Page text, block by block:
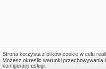
Strona korzysta z plików cookie w celu
Możesz określić warunki przechowywania
konfiguracji usługi.